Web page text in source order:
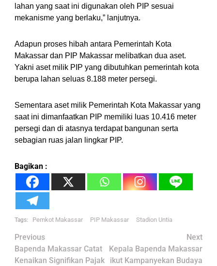
lahan yang saat ini digunakan oleh PIP sesuai
mekanisme yang berlaku,” lanjutnya.
Adapun proses hibah antara Pemerintah Kota
Makassar dan PIP Makassar melibatkan dua aset.
Yakni aset milik PIP yang dibutuhkan pemerintah kota
berupa lahan seluas 8.188 meter persegi.
Sementara aset milik Pemerintah Kota Makassar yang
saat ini dimanfaatkan PIP memiliki luas 10.416 meter
persegi dan di atasnya terdapat bangunan serta
sebagian ruas jalan lingkar PIP.
Bagikan :
Tags: Pemkot Makassar PIP Makassar Stadion Untia
Post
navigation
Previous
Bapenda Makassar Catat
Kenaikan Signifikan Pajak
Next
Kepala Bapenda Makassar
ikut Kampanyekan Budaya